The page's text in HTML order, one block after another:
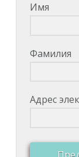
Имя
Фамилия
Адрес